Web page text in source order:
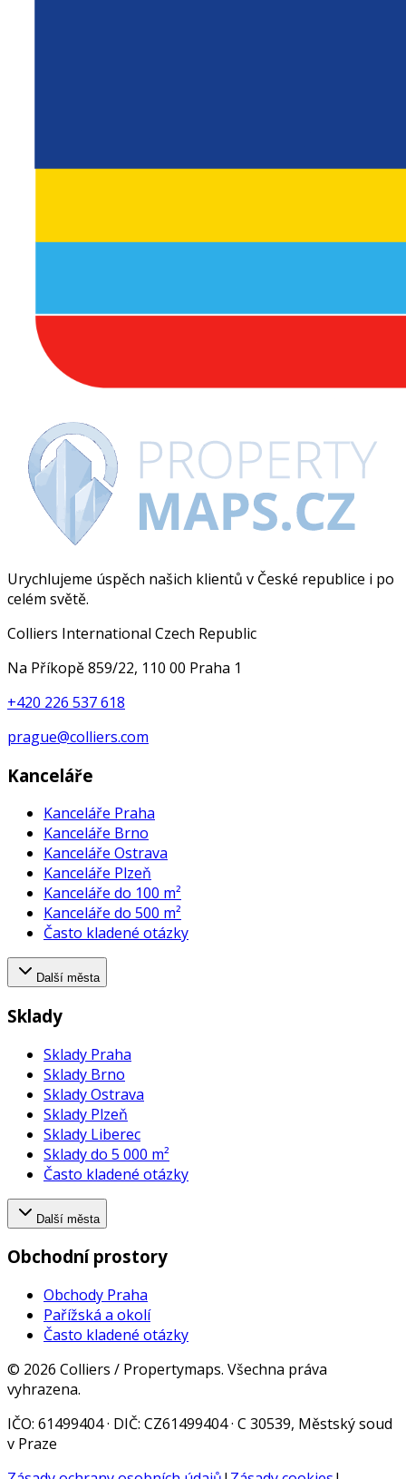
Urychlujeme úspěch našich klientů v České republice i po
celém světě.
Colliers International Czech Republic
Na Příkopě 859/22, 110 00 Praha 1
+420 226 537 618
prague@colliers.com
Kanceláře
Kanceláře Praha
Kanceláře Brno
Kanceláře Ostrava
Kanceláře Plzeň
Kanceláře do 100 m²
Kanceláře do 500 m²
Často kladené otázky
Další města
Sklady
Sklady Praha
Sklady Brno
Sklady Ostrava
Sklady Plzeň
Sklady Liberec
Sklady do 5 000 m²
Často kladené otázky
Další města
Obchodní prostory
Obchody Praha
Pařížská a okolí
Často kladené otázky
© 2026 Colliers / Propertymaps. Všechna práva
vyhrazena.
IČO: 61499404 · DIČ: CZ61499404 · C 30539, Městský soud
v Praze